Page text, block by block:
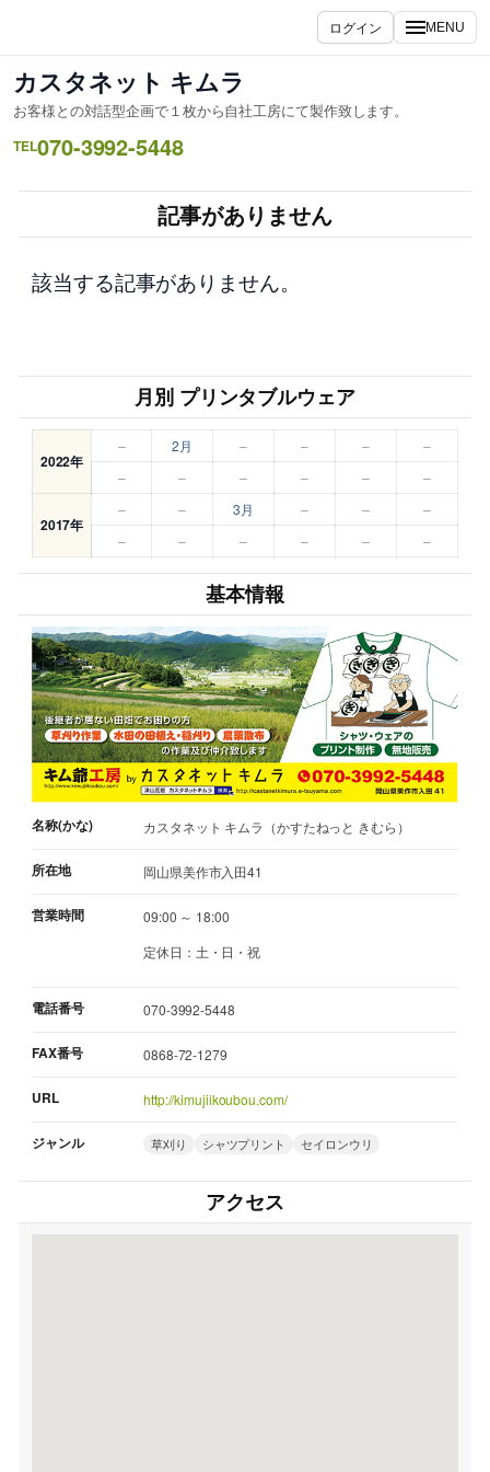
ス
キ
ッ
ログイン MENU
カスタネット キムラ
お客様との対話型企画で１枚から自社工房にて製作致します。
TEL070-3992-5448
記事がありません
該当する記事がありません。
月別 プリンタブルウェア
2022年
– 2月 – – –
–
–
– – – – –
2017年
– – 3月 – –
–
–
– – – – –
基本情報
名称(かな) カスタネット キムラ（かすたねっと きむら）
所在地 岡山県美作市入田41
営業時間
09:00 ～ 18:00
定休日：土・日・祝
電話番号 070-3992-5448
FAX番号 0868-72-1279
URL http://kimujiikoubou.com/
ジャンル 草刈り シャツプリント セイロンウリ
アクセス